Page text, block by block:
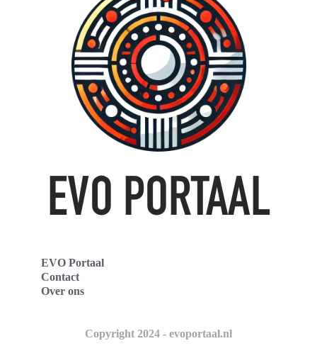
EVO Portaal
Contact
Over ons
Copyright 2024 - evoportaal.nl